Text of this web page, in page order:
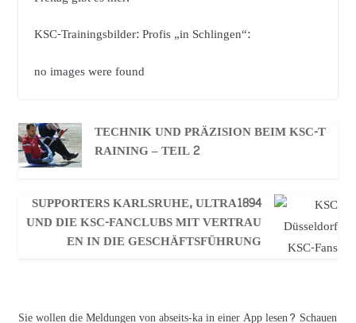
KSC-Trainingsbilder: Profis „in Schlingen“:
no images were found
TECHNIK UND PRÄZISION BEIM KSC-T
RAINING – TEIL 2
SUPPORTERS KARLSRUHE, ULTRA1894
UND DIE KSC-FANCLUBS MIT VERTRAU
EN IN DIE GESCHÄFTSFÜHRUNG
Sie wollen die Meldungen von abseits-ka in einer App lesen? Schauen